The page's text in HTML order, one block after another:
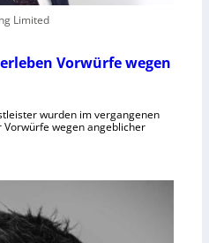
Limited
Vorwürfe wegen
wurden im vergangenen
wegen angeblicher